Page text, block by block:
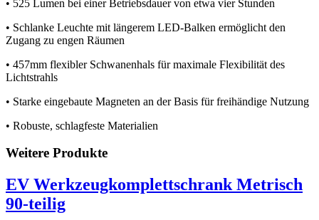
• 525 Lumen bei einer Betriebsdauer von etwa vier Stunden
• Schlanke Leuchte mit längerem LED-Balken ermöglicht den
Zugang zu engen Räumen
• 457mm flexibler Schwanenhals für maximale Flexibilität des
Lichtstrahls
• Starke eingebaute Magneten an der Basis für freihändige Nutzung
• Robuste, schlagfeste Materialien
Weitere Produkte
EV Werkzeugkomplettschrank Metrisch
90-teilig